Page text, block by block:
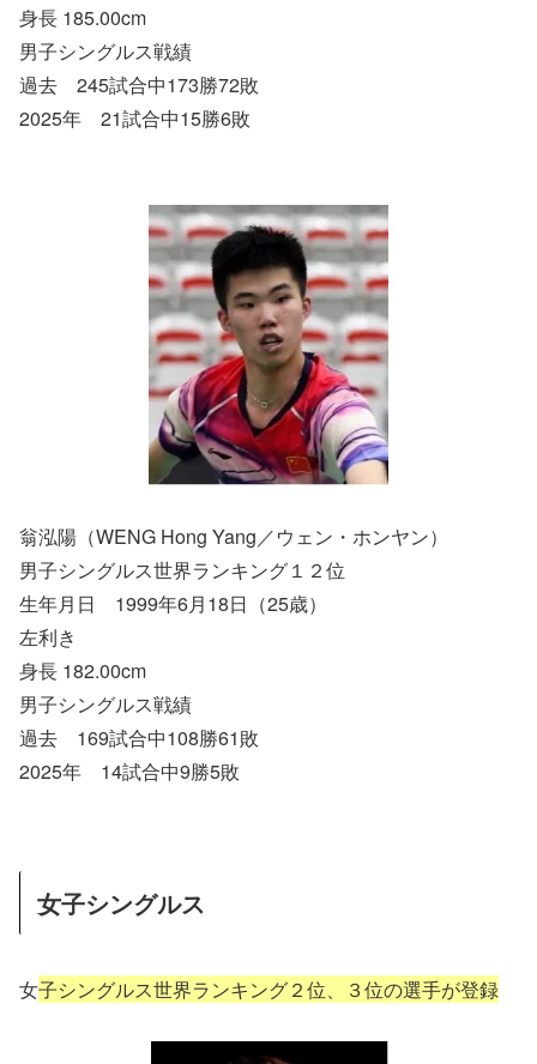
身長 185.00cm
男子シングルス戦績
過去 245試合中173勝72敗
2025年 21試合中15勝6敗
翁泓陽（WENG Hong Yang／ウェン・ホンヤン）
男子シングルス世界ランキング１２位
生年月日 1999年6月18日（25歳）
左利き
身長 182.00cm
男子シングルス戦績
過去 169試合中108勝61敗
2025年 14試合中9勝5敗
女子シングルス
女子シングルス世界ランキング２位、３位の選手が登録